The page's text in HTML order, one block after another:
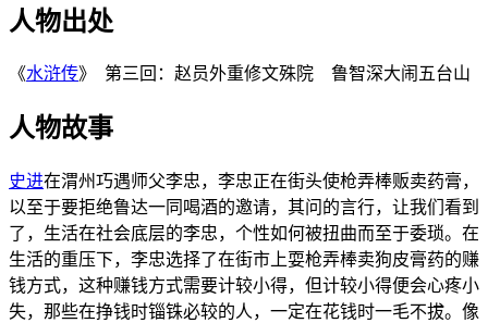
人物出处
《水浒传》 第三回：赵员外重修文殊院 鲁智深大闹五台山
人物故事
史进在渭州巧遇师父李忠，李忠正在街头使枪弄棒贩卖药膏，
以至于要拒绝鲁达一同喝酒的邀请，其问的言行，让我们看到
了，生活在社会底层的李忠，个性如何被扭曲而至于委琐。在
生活的重压下，李忠选择了在街市上耍枪弄棒卖狗皮膏药的赚
钱方式，这种赚钱方式需要计较小得，但计较小得便会心疼小
失，那些在挣钱时锱铢必较的人，一定在花钱时一毛不拔。像